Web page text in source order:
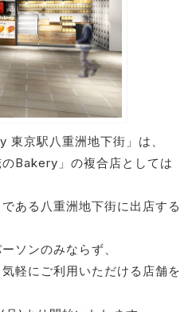
東京駅八重洲地下街」は、
のBakery」の複合店としては
ある八重洲地下街に出店する
ソンのみならず、
軽にご利用いただける店舗を